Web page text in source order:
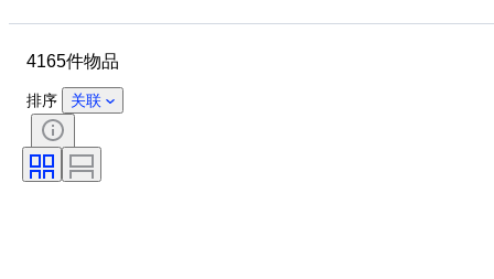
状态
款式
颜色
原创作品／复制品
生长风格
4165件物品
排序 关联